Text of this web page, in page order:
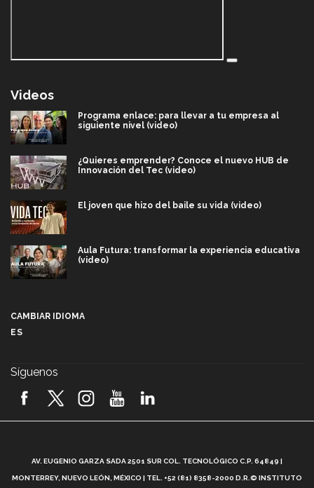
Videos
Programa enlace: para llevar a tu empresa al
siguiente nivel (video)
¿Quieres emprender? Conoce el nuevo HUB de
Innovación del Tec (video)
El joven que hizo del baile su vida (video)
Aula Futura: transformar la experiencia educativa
(video)
2026! (video)
¿Cómo es el Modelo Educativo Tec? (video)
CAMBIAR IDIOMA
ES
Síguenos
AV. EUGENIO GARZA SADA 2501 SUR COL. TECNOLÓGICO C.P. 64849 |
MONTERREY, NUEVO LEÓN, MÉXICO | TEL. +52 (81) 8358-2000 D.R.© INSTITUTO